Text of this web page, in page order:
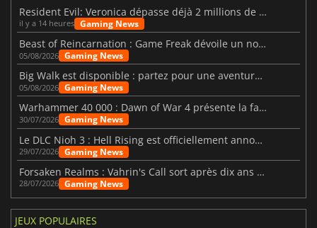
Resident Evil: Veronica dépasse déjà 2 millions de wishlists
il y a 14 heures Gaming News
Beast of Reincarnation : Game Freak dévoile un nouveau pari
05/08/2026 Gaming News
Big Walk est disponible : partez pour une aventure entre amis
05/08/2026 Gaming News
Warhammer 40 000 : Dawn of War 4 présente la faction des Nécrons
30/07/2026 Gaming News
Le DLC Nioh 3 : Hell Rising est officiellement annoncé
29/07/2026 Gaming News
Forsaken Realms : Vahrin's Call sort après dix ans de développement
28/07/2026 Gaming News
JEUX POPULAIRES